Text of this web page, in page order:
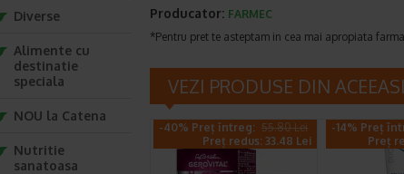
Producator: FARMEC
*Pentru pret te asteptam in cea mai apropiata
VEZI PRODUSE DIN
-40% Preț întreg: 55.80 Lei
Preț redus: 33.48 Lei
-14% Preț
Preț
Diverse
Alimente cu
destinatie
speciala
NOU la Catena
Nutritie
sanatoasa